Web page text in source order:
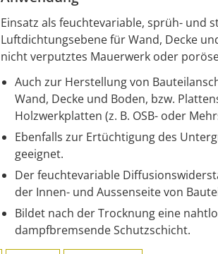
Einsatz als feuchtevariable, sprüh- und
Luftdichtungsebene für Wand, Decke
nicht verputztes Mauerwerk oder
Auch zur Herstellung von
Wand, Decke und Boden, bzw.
Holzwerkplatten (z. B. OSB- oder
Ebenfalls zur Ertüchtigung des
geeignet.
Der feuchtevariable
der Innen- und Aussenseite von
Bildet nach der Trocknung eine
dampfbremsende Schutzschicht.